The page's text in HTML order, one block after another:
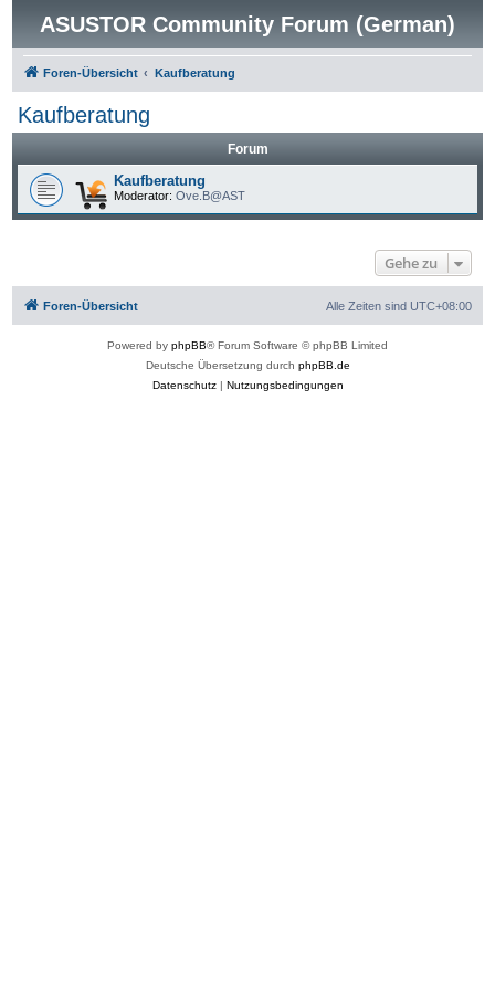
ASUSTOR Community Forum (German)
Foren-Übersicht Kaufberatung
Kaufberatung
Forum
Kaufberatung
Moderator: Ove.B@AST
Gehe zu
Foren-Übersicht Alle Zeiten sind UTC+08:00
Powered by phpBB® Forum Software © phpBB Limited
Deutsche Übersetzung durch phpBB.de
Datenschutz| Nutzungsbedingungen